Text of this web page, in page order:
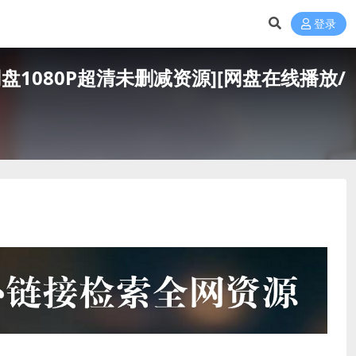
登录
1080P超清未删减资源][网盘在线播放/